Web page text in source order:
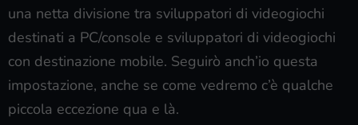
una netta divisione tra sviluppatori di videogiochi
destinati a PC/console e sviluppatori di videogiochi
con destinazione mobile. Seguirò anch’io questa
impostazione, anche se come vedremo c’è qualche
piccola eccezione qua e là.